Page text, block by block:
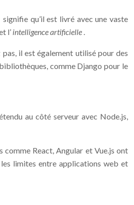
qu’il est livré avec une vaste
l’ intelligence artificielle .
il est également utilisé pour des
comme Django pour le
au côté serveur avec Node.js,
React, Angular et Vue.js ont
limites entre applications web et